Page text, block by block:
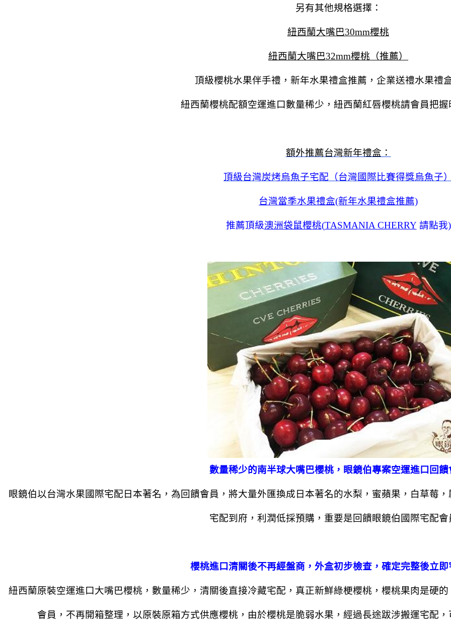
另有其他規格選擇：
紐西蘭大嘴巴30mm櫻桃
紐西蘭大嘴巴32mm櫻桃（推薦）
頂級櫻桃水果伴手禮，新年水果禮盒推薦，企業送禮水果禮
紐西蘭櫻桃配額空運進口數量稀少，紐西蘭紅唇櫻桃請會員把
額外推薦台灣新年禮盒：
頂級台灣炭烤烏魚子宅配（台灣國際比賽得獎烏魚子
台灣當季水果禮盒(新年水果禮盒推薦)
推薦頂級澳洲袋鼠櫻桃(TASMANIA CHERRY請點我)
數量稀少的南半球大嘴巴櫻桃，眼鏡伯專案空運進口回饋
眼鏡伯以台灣水果國際宅配日本著名，為回饋會員，將大量外匯換成日本著名的水梨，蜜蘋果，白草莓
宅配到府，利潤低採預購，重要是回饋眼鏡伯國際宅配會
櫻桃進口清關後不再經盤商，外盒初步檢查，確定完整後立即
紐西蘭原裝空運進口大嘴巴櫻桃，數量稀少，清關後直接冷藏宅配，真正新鮮綠梗櫻桃，櫻桃果肉是硬
會員，不再開箱整理，以原裝原箱方式供應櫻桃，由於櫻桃是脆弱水果，經過長途跋涉搬運宅配